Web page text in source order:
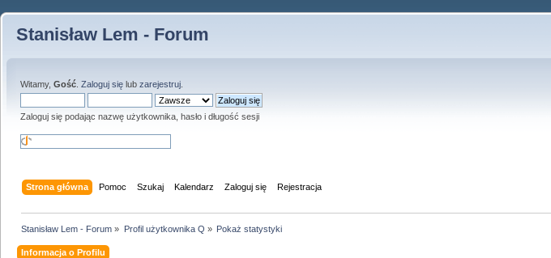
Stanisław Lem - Forum
Witamy, Gość Zaloguj się lub zarejestruj
Zaloguj się podając nazwę użytkownika, hasło i długość sesji
Strona główna Pomoc Szukaj Kalendarz Zaloguj się Rejestracja
Stanisław Lem - Forum » Profil użytkownika Q » Pokaż statystyki
Informacja o Profilu